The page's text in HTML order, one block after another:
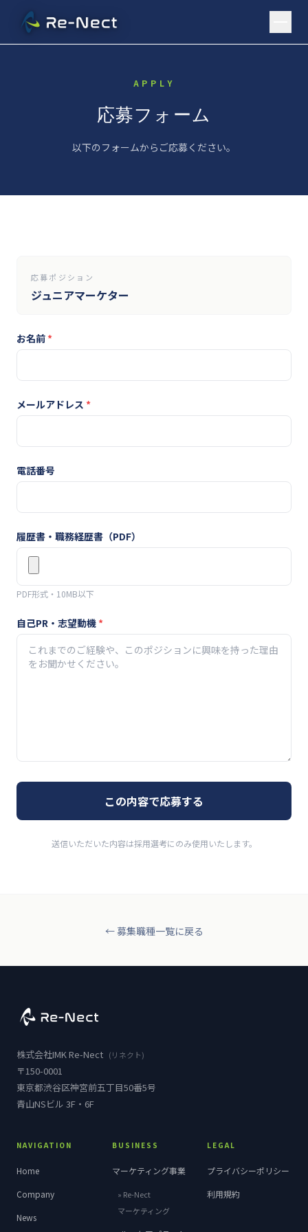
マーケティング事業
APPLY
応募フォーム
以下のフォームからご応募ください。
応募ポジション
ジュニアマーケター
お名前 *
メールアドレス *
電話番号
履歴書・職務経歴書（PDF）
PDF形式・10MB以下
自己PR・志望動機 *
この内容で応募する
送信いただいた内容は採用選考にのみ使用いたします。
← 募集職種一覧に戻る
株式会社IMK Re-Nect (リネクト)
〒150-0001
東京都渋谷区神宮前五丁目50番5号
青山NSビル 3F・6F
NAVIGATION
Home
Company
News
BUSINESS
マーケティング事業
» Re-Nect
マーケティング
LEGAL
プライバシーポリシー
利用規約